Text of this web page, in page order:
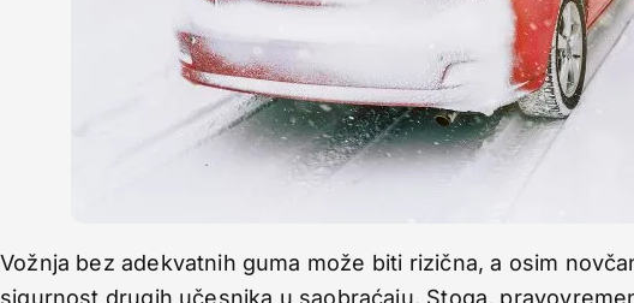
Vožnja bez adekvatnih guma može biti rizična, a osim
sigurnost drugih učesnika u saobraćaju. Stoga,